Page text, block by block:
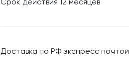
Доставка по РФ экспресс почтой